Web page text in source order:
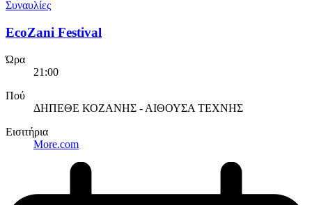
Συναυλίες
EcoZani Festival
Ώρα
21:00
Πού
ΔΗΠΕΘΕ ΚΟΖΑΝΗΣ - ΑΙΘΟΥΣΑ ΤΕΧΝΗΣ
Εισιτήρια
More.com